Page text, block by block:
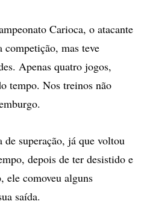
Carioca, o atacante
mas teve
Apenas quatro jogos,
tempo. Nos treinos não
superação, já que voltou
depois de ter desistido e
ele comoveu alguns
saída.